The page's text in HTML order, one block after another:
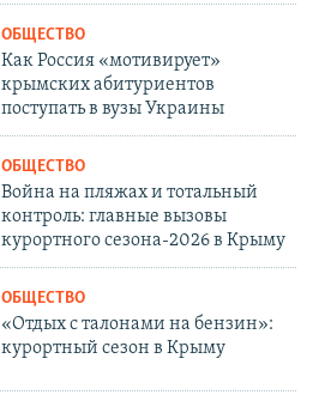
ОБЩЕСТВО
Как Россия «мотивирует»
крымских абитуриентов
поступать в вузы Украины
ОБЩЕСТВО
Война на пляжах и тотальный
контроль: главные вызовы
курортного сезона-2026 в Крыму
ОБЩЕСТВО
«Отдых с талонами на бензин»:
курортный сезон в Крыму